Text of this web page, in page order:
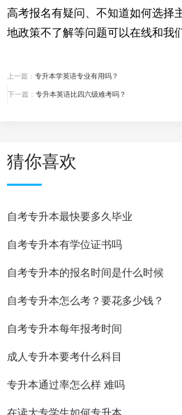
高考报名有疑问、不知道如何选择
地政策不了解等问题可以在线和我
上一篇： 专升本学英语专业有用吗？
下一篇： 专升本英语比四六级难考吗？
猜你喜欢
自考专升本最快要多久毕业
自考专升本有学位证书吗
自考专升本的报名时间是什么时候
自考专升本怎么考？要花多少钱？
自考专升本每年报考时间
成人专升本要考什么科目
专升本通过率怎么样 难吗
在读大专学生如何专升本